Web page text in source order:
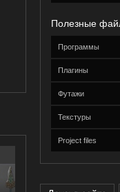
Полезные
Программы
Плагины
Футажи
Текстуры
Project files